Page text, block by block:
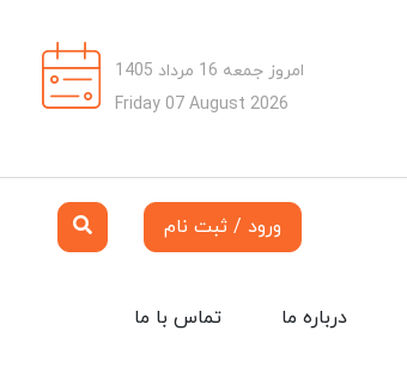
امروز جمعه 16 مرداد 1405
Friday 07 August 2026
ورود / ثبت نام
تماس با ما درباره ما